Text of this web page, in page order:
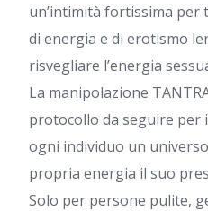
un’intimità fortissima per
di energia e di erotismo
risvegliare l’energia
La manipolazione
protocollo da seguire per
ogni individuo un
propria energia il suo
Solo per persone pulite,